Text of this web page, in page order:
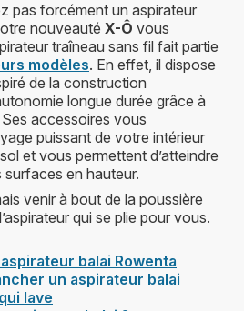
pas forcément un aspirateur
nouveauté X-Ô vous
traîneau sans fil fait partie
modèles. En effet, il dispose
de la construction
longue durée grâce à
accessoires vous
puissant de votre intérieur
et vous permettent d’atteindre
en hauteur.
venir à bout de la poussière
qui se plie pour vous.
balai Rowenta
un aspirateur balai
lave